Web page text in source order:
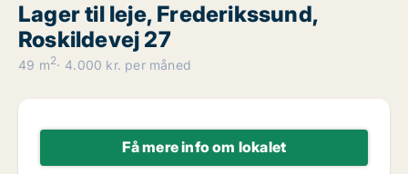
Lager til leje, Frederikssund,
Roskildevej 27
49 m2 4.000 kr. per måned
Få mere info om lokalet